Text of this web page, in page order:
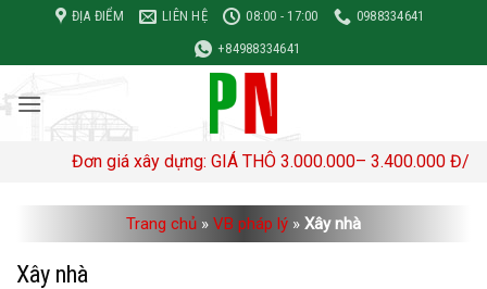
nội
dung
ĐỊA ĐIỂM LIÊN HỆ 08:00 - 17:00
0988334641
+84988334641
Đơn giá xây dựng: GIÁ THÔ 3.000.000– 3.400.000 Đ/M2
Trang chủ » VB pháp lý » Xây nhà
Xây nhà